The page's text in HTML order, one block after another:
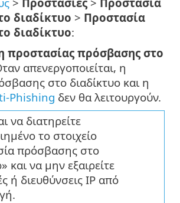
διαδίκτυο > Προστασία
διαδίκτυο:
προστασίας πρόσβασης στο
απενεργοποιείται, η
στο διαδίκτυο και η
Phishing δεν θα λειτουργούν.
να διατηρείτε
το στοιχείο
πρόσβασης στο
και να μην εξαιρείτε
ή διευθύνσεις IP από